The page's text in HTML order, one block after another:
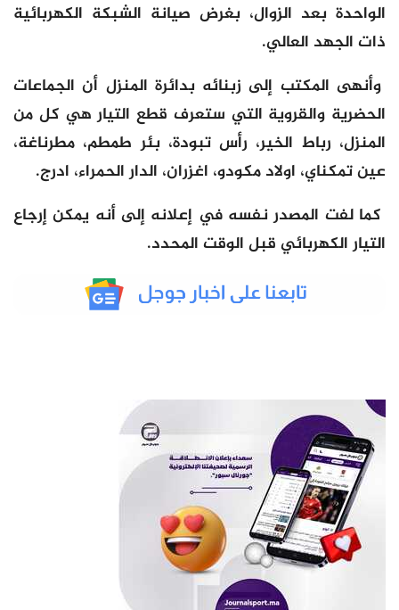
الواحدة بعد الزوال، بغرض صيانة الشبكة الكهربائية
ذات الجهد العالي.
وأنهى المكتب إلى زبنائه بدائرة المنزل أن الجماعات
الحضرية والقروية التي ستعرف قطع التيار هي كل من
المنزل، رباط الخير، رأس تبودة، بئر طمطم، مطرناغة،
عين تمكناي، اولاد مكودو، اغزران، الدار الحمراء، ادرج.
كما لفت المصدر نفسه في إعلانه إلى أنه يمكن إرجاع
التيار الكهربائي قبل الوقت المحدد.